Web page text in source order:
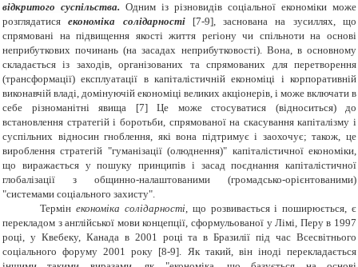
відкритого суспільства. Одним із різновидів соціальної економіки може
розглядатисяекономіка солідарності[7-9], заснована на зусиллях, що
спрямовані на підвищення якості життя регіону чи спільноти на основі
неприбуткових починань (на засадах неприбутковості). Вона, в основному
складається із заходів, організованих та спрямованих для перетворення
(трансформації) експлуатації в капіталістичній економіці і корпоративній
виконавчій владі, домінуючій економіці великих акціонерів, і може включати в
себе різноманітні явища [7] Це може стосуватися (відноситься) до
встановлення стратегій і боротьби, спрямованої на скасування капіталізму і
суспільних відносин гноблення, які вона підтримує і заохочує; також, це
вироблення стратегій "гуманізації (олюднення)" капіталістичної економіки,
що виражається у пошуку принципів і засад поєднання капіталістичної
глобалізації з общинно-налаштованими (громадсько-орієнтованими)
"системами соціального захисту".
Термінекономіка солідарності, що розвивається і поширюється, є
перекладом з англійської мови концепції, сформульованої у Лімі, Перу в 1997
році, у Квебеку, Канада в 2001 році та в Бразилії під час Всесвітнього
соціального форуму 2001 року [8-9]. Як такий, він іноді перекладається